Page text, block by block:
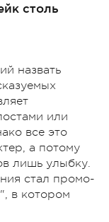
столь
назвать
или
все это
а потому
лишь улыбку.
стал промо-
в котором